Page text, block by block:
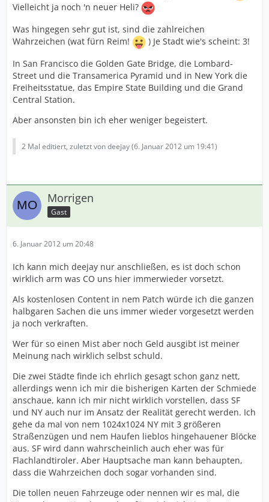
Vielleicht ja noch 'n neuer Heli?
Was hingegen sehr gut ist, sind die zahlreichen
Wahrzeichen (wat fürn Reim!
) Je Stadt wie's scheint: 3!
In San Francisco die Golden Gate Bridge, die Lombard-
Street und die Transamerica Pyramid und in New York die
Freiheitsstatue, das Empire State Building und die Grand
Central Station.
Aber ansonsten bin ich eher weniger begeistert.
2 Mal editiert, zuletzt von deejay (6. Januar 2012 um 19:41)
Morrigen
Gast
6. Januar 2012 um 20:48
Ich kann mich deejay nur anschließen, es ist doch schon
wirklich arm was CO uns hier immerwieder vorsetzt.
Als kostenlosen Content in nem Patch würde ich die ganzen
halbgaren Sachen die uns immer wieder vorgesetzt werden
ja noch verkraften.
Wer für so einen Mist aber noch Geld ausgibt ist meiner
Meinung nach wirklich selbst schuld.
Die zwei Städte finde ich ehrlich gesagt schon ganz nett,
allerdings wenn ich mir die bisherigen Karten der Schmiede
anschaue, kann ich mir nicht wirklich vorstellen, dass SF
und NY auch nur im Ansatz der Realität gerecht werden. Ich
gehe da mal von nem 1024x1024 NY mit 3 größeren
Straßenzügen und nem Haufen lieblos hingehauener Blöcke
aus. SF wird dann wahrscheinlich auch eher was für
Flachlandtiroler. Aber Hauptsache man kann behaupten,
dass die Wahrzeichen doch sogar vorhanden sind.
Die tollen neuen Fahrzeuge oder nennen wir es mal, die